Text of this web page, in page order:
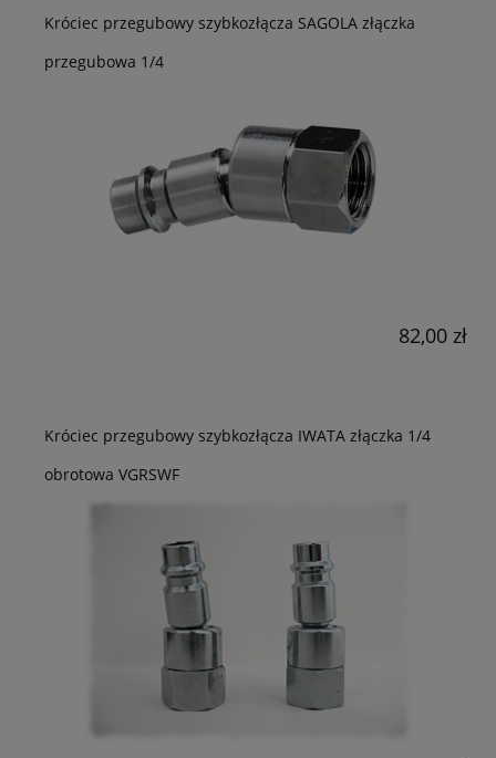
Króciec przegubowy szybkozłącza SAGOLA złączka
przegubowa 1/4
82,00 zł
Króciec przegubowy szybkozłącza IWATA złączka 1/4
obrotowa VGRSWF